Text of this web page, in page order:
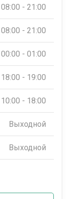
08:00 - 21:00
08:00 - 21:00
00:00 - 01:00
18:00 - 19:00
10:00 - 18:00
Выходной
Выходной